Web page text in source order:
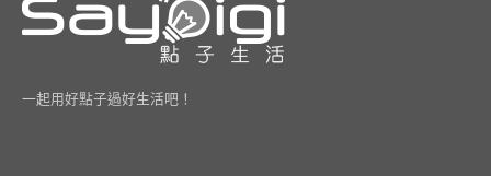
一起用好點子過好生活吧！